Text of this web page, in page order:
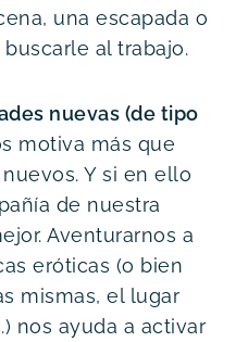
una escapada o
al trabajo.
nuevas (de tipo
motiva más que
Y si en ello
de nuestra
Aventurarnos a
eróticas (o bien
mismas, el lugar
nos ayuda a activar